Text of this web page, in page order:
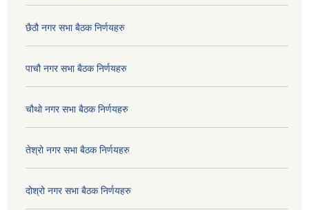
छैठौ नगर सभा बैठक निर्णयहरु
पाचौ नगर सभा बैठक निर्णयहरु
चौथो नगर सभा बैठक निर्णयहरु
तेश्रो नगर सभा बैठक निर्णयहरु
दोश्रो नगर सभा बैठक निर्णयहरु